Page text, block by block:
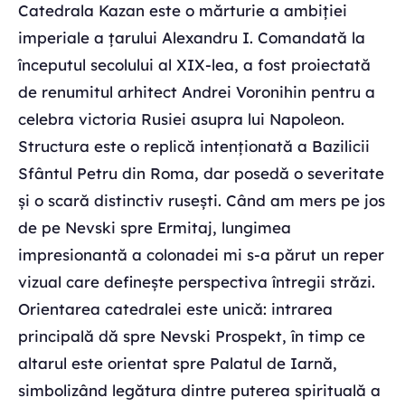
Catedrala Kazan este o mărturie a ambiției
imperiale a țarului Alexandru I. Comandată la
începutul secolului al XIX-lea, a fost proiectată
de renumitul arhitect Andrei Voronihin pentru a
celebra victoria Rusiei asupra lui Napoleon.
Structura este o replică intenționată a Bazilicii
Sfântul Petru din Roma, dar posedă o severitate
și o scară distinctiv rusești. Când am mers pe jos
de pe Nevski spre Ermitaj, lungimea
impresionantă a colonadei mi s-a părut un reper
vizual care definește perspectiva întregii străzi.
Orientarea catedralei este unică: intrarea
principală dă spre Nevski Prospekt, în timp ce
altarul este orientat spre Palatul de Iarnă,
simbolizând legătura dintre puterea spirituală a